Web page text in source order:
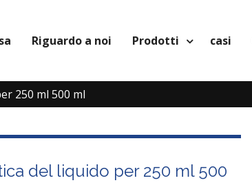
Riguardo a noi Prodotti casi
250 ml 500 ml
del liquido per 250 ml 500